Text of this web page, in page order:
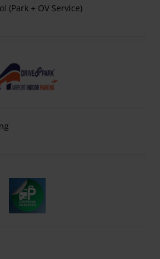
(Park + OV Service)